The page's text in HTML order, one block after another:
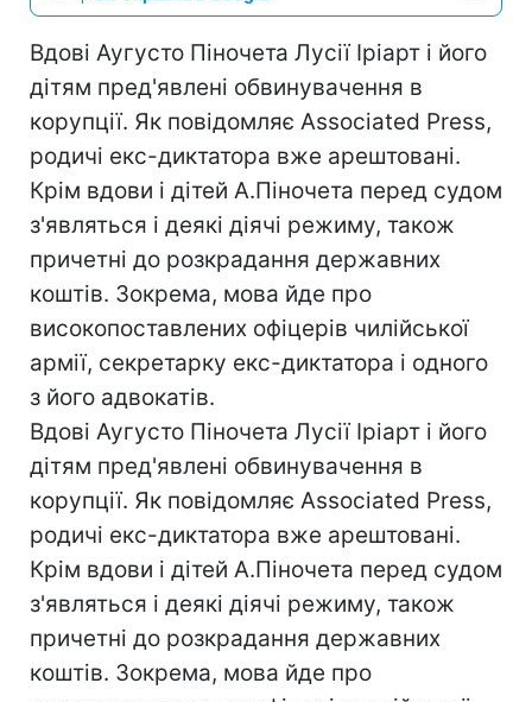
Вдові Аугусто Піночета Лусії Іріарт і його
дітям пред'явлені обвинувачення в
корупції. Як повідомляє Associated Press,
родичі екс-диктатора вже арештовані.
Крім вдови і дітей А.Піночета перед судом
з'являться і деякі діячі режиму, також
причетні до розкрадання державних
коштів. Зокрема, мова йде про
високопоставлених офіцерів чилійської
армії, секретарку екс-диктатора і одного
з його адвокатів.
Вдові Аугусто Піночета Лусії Іріарт і його
дітям пред'явлені обвинувачення в
корупції. Як повідомляє Associated Press,
родичі екс-диктатора вже арештовані.
Крім вдови і дітей А.Піночета перед судом
з'являться і деякі діячі режиму, також
причетні до розкрадання державних
коштів. Зокрема, мова йде про